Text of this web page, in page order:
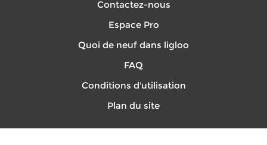
Contactez-nous
Espace Pro
Quoi de neuf dans ligloo
FAQ
Conditions d'utilisation
Plan du site